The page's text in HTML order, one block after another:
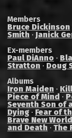
Members
Bruce Dickinson
Smith · Janick
Ex-members
Paul DiAnno ·
Stratton · Doug
Albums
Iron Maiden ·
Piece of Mind ·
Seventh Son of
Dying · Fear of
Brave New World
and Death · The